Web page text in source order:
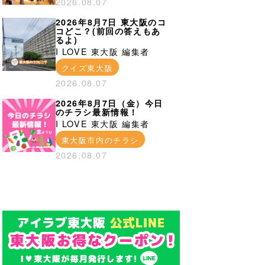
2026年8月7日 東大阪のコ
コどこ？(前回の答えもあ
るよ)
I LOVE 東大阪 編集者
クイズ東大阪
2026.08.07
2026年8月7日（金）今日
のチラシ最新情報！
I LOVE 東大阪 編集者
東大阪市内のチラシ
2026.08.07